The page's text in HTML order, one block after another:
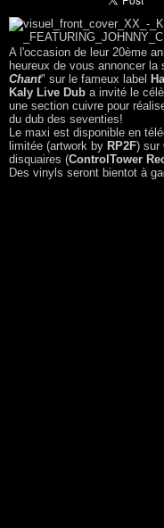
A l'occasion de leur 20ème
heureux de vous annoncer
Chant" sur le fameux label
Kaly Live Dub a invité le
une section cuivre pour
du dub des seventies!
Le maxi est disponible en
limitée (artwork by RP2F) sur
disquaires (ControlTower
Des vinyls seront bientot à